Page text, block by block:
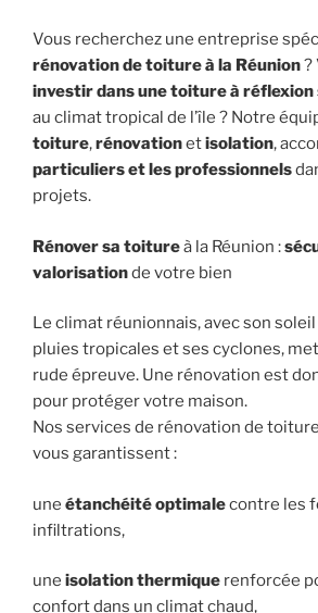
Vous recherchez une entreprise
rénovation de toiture à la Réunion?
investir dans une toiture à réflexion
au climat tropical de l’île ? Notre
toiture,rénovationetisolation,
particuliers et les professionnels
projets.
Rénover sa toitureà la Réunion :
valorisationde votre bien
Le climat réunionnais, avec son
pluies tropicales et ses cyclones,
rude épreuve. Une rénovation est
pour protéger votre maison.
Nos services de rénovation de
vous garantissent :
une étanchéitéoptimalecontre les
infiltrations,
une isolation thermique renforcée
confort dans un climat chaud,